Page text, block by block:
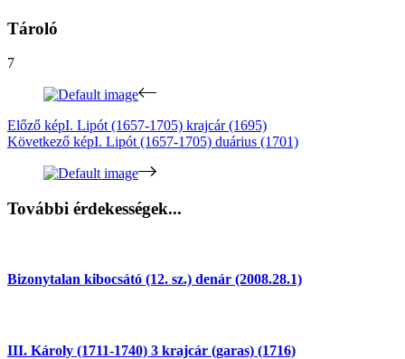
Tároló
7
Előző képI. Lipót (1657-1705) krajcár (1695)
Következő képI. Lipót (1657-1705) duárius (1701)
További érdekességek...
Bizonytalan kibocsátó (12. sz.) denár (2008.28.1)
III. Károly (1711-1740) 3 krajcár (garas) (1716)